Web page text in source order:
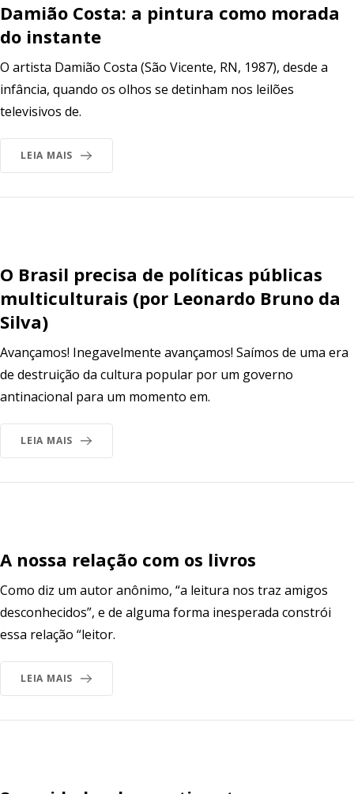
Damião Costa: a pintura como morada
do instante
O artista Damião Costa (São Vicente, RN, 1987), desde a
infância, quando os olhos se detinham nos leilões
televisivos de.
LEIA MAIS
O Brasil precisa de políticas públicas
multiculturais (por Leonardo Bruno da
Silva)
Avançamos! Inegavelmente avançamos! Saímos de uma era
de destruição da cultura popular por um governo
antinacional para um momento em.
LEIA MAIS
A nossa relação com os livros
Como diz um autor anônimo, “a leitura nos traz amigos
desconhecidos”, e de alguma forma inesperada constrói
essa relação “leitor.
LEIA MAIS